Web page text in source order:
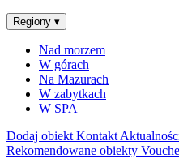
Regiony ▾
Nad morzem
W górach
Na Mazurach
W zabytkach
W SPA
Dodaj obiekt Kontakt
Rekomendowane obiekty